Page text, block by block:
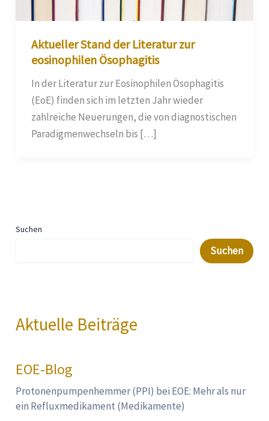
Aktueller Stand der Literatur zur
eosinophilen Ösophagitis
In der Literatur zur Eosinophilen Ösophagitis
(EoE) finden sich im letzten Jahr wieder
zahlreiche Neuerungen, die von diagnostischen
Paradigmenwechseln bis […]
Suchen
Suchen
Aktuelle Beiträge
EOE-Blog
Protonenpumpenhemmer (PPI) bei EOE: Mehr als nur
ein Refluxmedikament (Medikamente)